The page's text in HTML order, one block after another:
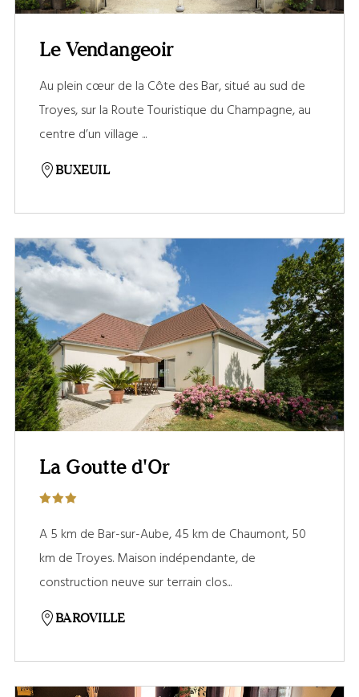
Le Vendangeoir
Au plein cœur de la Côte des Bar, situé au sud de
Troyes, sur la Route Touristique du Champagne, au
centre d’un village ...
BUXEUIL
La Goutte d'Or
A 5 km de Bar-sur-Aube, 45 km de Chaumont, 50
km de Troyes. Maison indépendante, de
construction neuve sur terrain clos...
BAROVILLE